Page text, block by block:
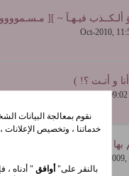
ألـكــذب فيـهـآ ~ ][
و أنـت ؟! )
نقوم بمعالجة البيانات
خدماتنا ، وتخصيص
بالنقر على" أوافق " أدناه ،